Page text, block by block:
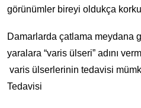
görünümler bireyi oldukça
Damarlarda çatlama meydana
yaralara “varis ülseri” adını
varis ülserlerinin tedavisi
Tedavisi